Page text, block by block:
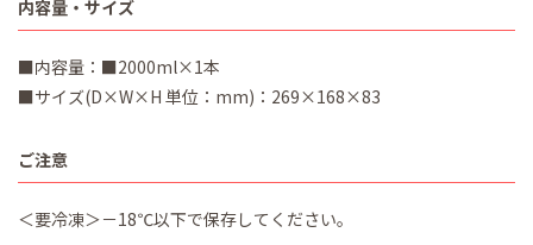
内容量・サイズ
■内容量：■2000ml×1本
■サイズ(D×W×H 単位：mm)：269×168×83
ご注意
＜要冷凍＞－18℃以下で保存してください。